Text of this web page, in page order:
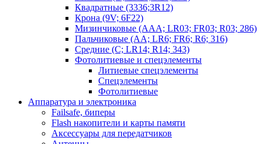
Квадратные (3336;3R12)
Крона (9V; 6F22)
Мизинчиковые (AAA; LR03; FR03; R03; 286)
Пальчиковые (AA; LR6; FR6; R6; 316)
Средние (C; LR14; R14; 343)
Фотолитиевые и спецэлементы
Литиевые спецэлементы
Спецэлементы
Фотолитиевые
Аппаратура и электроника
Failsafe, биперы
Flash накопители и карты памяти
Аксессуары для передатчиков